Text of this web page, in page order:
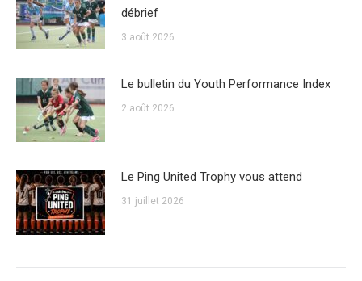
débrief
3 août 2026
Le bulletin du Youth Performance Index
2 août 2026
Le Ping United Trophy vous attend
31 juillet 2026